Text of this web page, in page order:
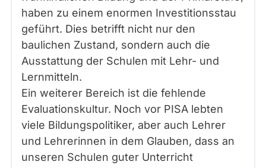
haben zu einem enormen Investitionsstau
geführt. Dies betrifft nicht nur den
baulichen Zustand, sondern auch die
Ausstattung der Schulen mit Lehr- und
Lernmitteln.
Ein weiterer Bereich ist die fehlende
Evaluationskultur. Noch vor PISA lebten
viele Bildungspolitiker, aber auch Lehrer
und Lehrerinnen in dem Glauben, dass an
unseren Schulen guter Unterricht